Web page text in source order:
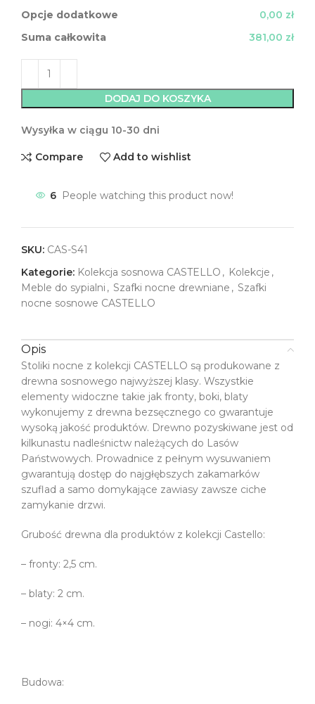
Opcje dodatkowe
0,00 zł
Suma całkowita
381,00 zł
DODAJ DO KOSZYKA
Wysyłka w ciągu 10-30 dni
Compare Add to wishlist
6 People watching this product now!
SKU: CAS-S41
Kategorie: Kolekcja sosnowa CASTELLO , Kolekcje ,
Meble do sypialni , Szafki nocne drewniane , Szafki
nocne sosnowe CASTELLO
Opis
Stoliki nocne z kolekcji CASTELLO są produkowane z
drewna sosnowego najwyższej klasy. Wszystkie
elementy widoczne takie jak fronty, boki, blaty
wykonujemy z drewna bezsęcznego co gwarantuje
wysoką jakość produktów. Drewno pozyskiwane jest od
kilkunastu nadleśnictw należących do Lasów
Państwowych. Prowadnice z pełnym wysuwaniem
gwarantują dostęp do najgłębszych zakamarków
szuflad a samo domykające zawiasy zawsze ciche
zamykanie drzwi.
Grubość drewna dla produktów z kolekcji Castello:
– fronty: 2,5 cm.
– blaty: 2 cm.
– nogi: 4×4 cm.
Budowa: